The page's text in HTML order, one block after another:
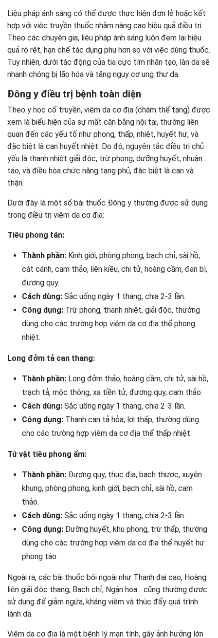
Liệu pháp ánh sáng có thể được thực hiện đơn lẻ hoặc kết
hợp với việc truyền thuốc nhằm nâng cao hiệu quả điều trị.
Theo các chuyên gia, liệu pháp ánh sáng luôn đem lại hiệu
quả rõ rệt, hạn chế tác dụng phụ hơn so với việc dùng thuốc.
Tuy nhiên, dưới tác động của tia cực tím nhân tạo, làn da sẽ
nhanh chóng bị lão hóa và tăng nguy cơ ung thư da.
Đông y điều trị bệnh toàn diện
Theo y học cổ truyền, viêm da cơ địa (chàm thể tạng) được
xem là biểu hiện của sự mất cân bằng nội tại, thường liên
quan đến các yếu tố như phong, thấp, nhiệt, huyết hư, và
đặc biệt là can huyết nhiệt. Do đó, nguyên tắc điều trị chủ
yếu là thanh nhiệt giải độc, trừ phong, dưỡng huyết, nhuận
táo, và điều hòa chức năng tạng phủ, đặc biệt là can và
thận.
Dưới đây là một số bài thuốc Đông y thường được sử dụng
trong điều trị viêm da cơ địa:
Tiêu phong tán:
Thành phần: Kinh giới, phòng phong, bạch chỉ, sài hồ,
cát cánh, cam thảo, liên kiều, chi tử, hoàng cầm, đan bì,
đương quy.
Cách dùng: Sắc uống ngày 1 thang, chia 2-3 lần.
Công dụng: Trừ phong, thanh nhiệt, giải độc, thường
dùng cho các trường hợp viêm da cơ địa thể phong
nhiệt.
Long đởm tả can thang:
Thành phần: Long đởm thảo, hoàng cầm, chi tử, sài hồ,
trạch tả, mộc thông, xa tiền tử, đương quy, cam thảo.
Cách dùng: Sắc uống ngày 1 thang, chia 2-3 lần.
Công dụng: Thanh can tả hỏa, lợi thấp, thường dùng
cho các trường hợp viêm da cơ địa thể thấp nhiệt.
Tứ vật tiêu phong ẩm:
Thành phần: Đương quy, thục địa, bạch thược, xuyên
khung, phòng phong, kinh giới, bạch chỉ, sài hồ, cam
thảo.
Cách dùng: Sắc uống ngày 1 thang, chia 2-3 lần.
Công dụng: Dưỡng huyết, khu phong, trừ thấp, thường
dùng cho các trường hợp viêm da cơ địa thể huyết hư
phong táo.
Ngoài ra, các bài thuốc bôi ngoài như Thanh đại cao, Hoàng
liên giải độc thang, Bạch chỉ, Ngân hoa... cũng thường được
sử dụng để giảm ngứa, kháng viêm và thúc đẩy quá trình
lành da.
Viêm da cơ địa là một bệnh lý mạn tính, gây ảnh hưởng lớn